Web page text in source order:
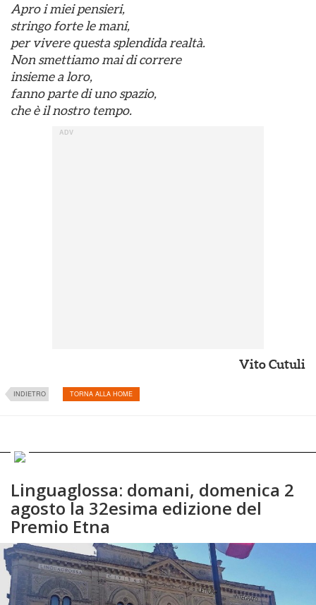
Apro i miei pensieri,
stringo forte le mani,
per vivere questa splendida realtà.
Non smettiamo mai di correre
insieme a loro,
fanno parte di uno spazio,
che è il nostro tempo.
Vito Cutuli
INDIETRO TORNA ALLA HOME
Linguaglossa: domani, domenica 2
agosto la 32esima edizione del
Premio Etna